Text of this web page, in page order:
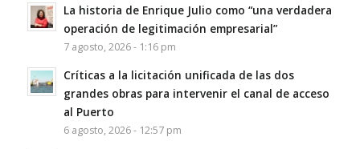
La historia de Enrique Julio como “una verdadera
operación de legitimación empresarial”
7 agosto, 2026 - 1:16 pm
Críticas a la licitación unificada de las dos
grandes obras para intervenir el canal de acceso
al Puerto
6 agosto, 2026 - 12:57 pm